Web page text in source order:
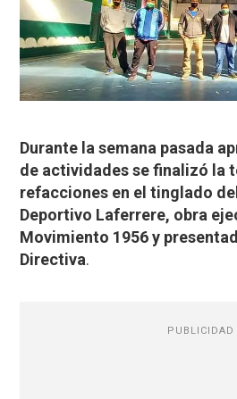
Durante la semana pasada
de actividades se finalizó la
refacciones en el tinglado
Deportivo Laferrere, obra
Movimiento 1956 y
Directiva.
PUBLICIDAD